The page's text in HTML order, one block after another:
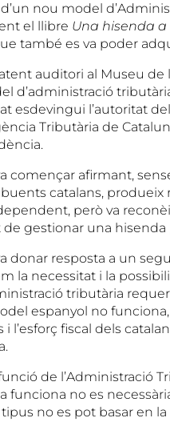
nou model
el llibre Una hisenda a
també es va poder
auditori al Museu de
d’administració
esdevingui l’autoritat
Tributària de
començar afirmant,
catalans,
però va
de gestionar una hisenda
donar resposta a un
la necessitat i la
tributària
espanyol no
i l’esforç fiscal dels
de l’Administració
funciona no es
tipus no es pot basar en